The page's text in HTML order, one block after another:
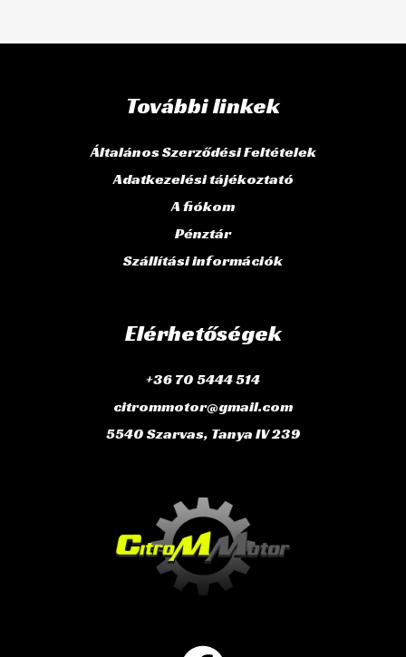
További linkek
Általános Szerződési Feltételek
Adatkezelési tájékoztató
A fiókom
Pénztár
Szállítási információk
Elérhetőségek
+36 70 5444 514
citrommotor@gmail.com
5540 Szarvas, Tanya IV 239